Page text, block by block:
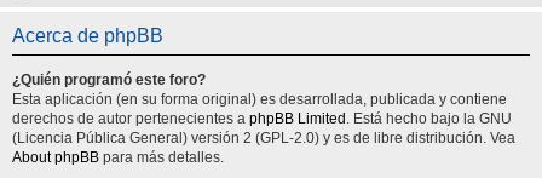
Acerca de phpBB
¿Quién programó este foro?
Esta aplicación (en su forma original) es desarrollada, publicada y contiene
derechos de autor pertenecientes a phpBB Limited . Está hecho bajo la GNU
(Licencia Pública General) versión 2 (GPL-2.0) y es de libre distribución. Vea
About phpBB para más detalles.